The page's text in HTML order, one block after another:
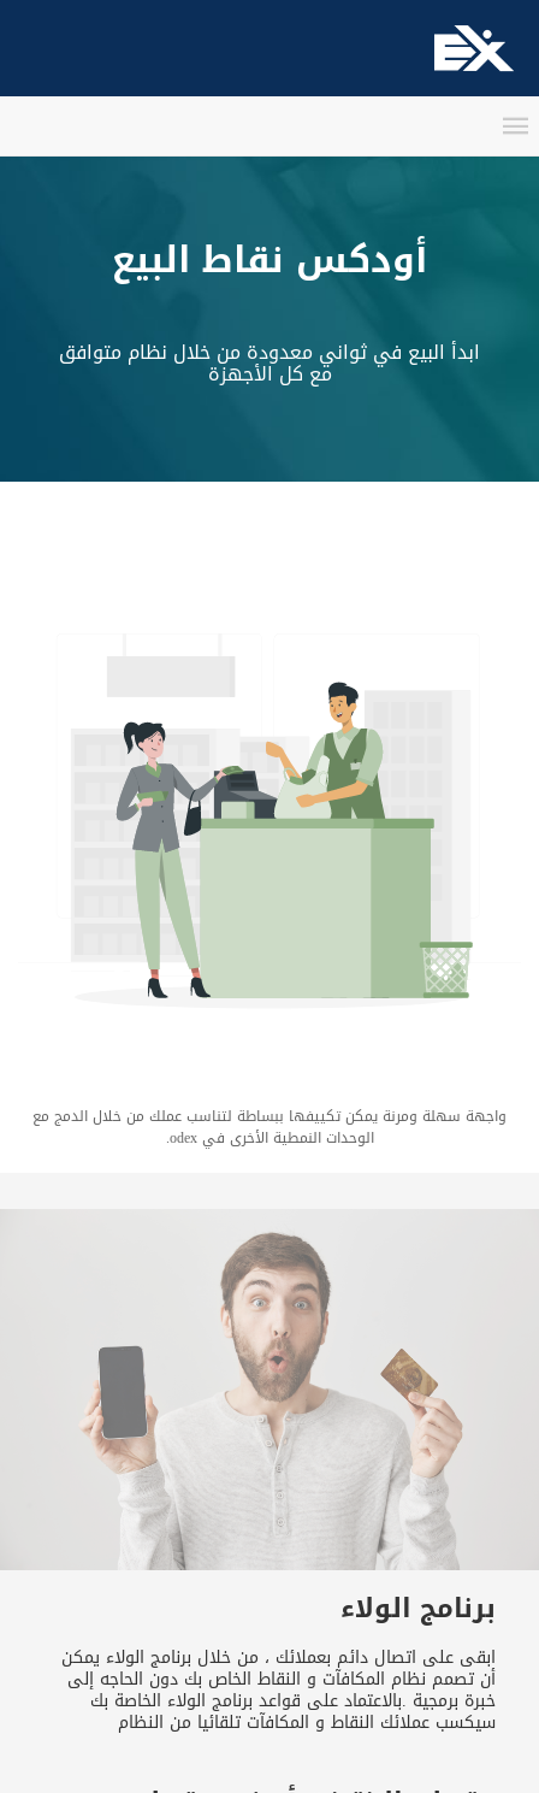
أودكس نقاط البيع
ابدأ البيع في ثواني معدودة من خلال نظام متوافق
مع كل الأجهزة
واجهة سهلة ومرنة يمكن تكييفها ببساطة لتناسب عملك من خلال الدمج مع
الوحدات النمطية الأخرى في odex.
برنامج الولاء
ابقى على اتصال دائم بعملائك ، من خلال برنامج الولاء يمكن
أن تصمم نظام المكافآت و النقاط الخاص بك دون الحاجه إلى
خبرة برمجية .بالاعتماد على قواعد برنامج الولاء الخاصة بك
سيكسب عملائك النقاط و المكافآت تلقائيا من النظام